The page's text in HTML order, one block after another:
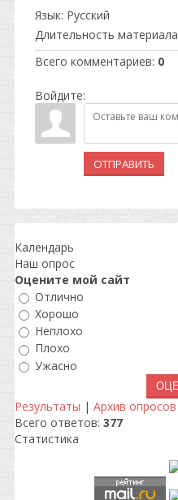
Язык: Русский
Длительность материала
Всего комментариев: 0
Войдите:
ОТПРАВИТЬ
Календарь
Наш опрос
Оцените мой сайт
Отлично
Хорошо
Неплохо
Плохо
Ужасно
Результаты | Архив опросов
Всего ответов: 377
Статистика